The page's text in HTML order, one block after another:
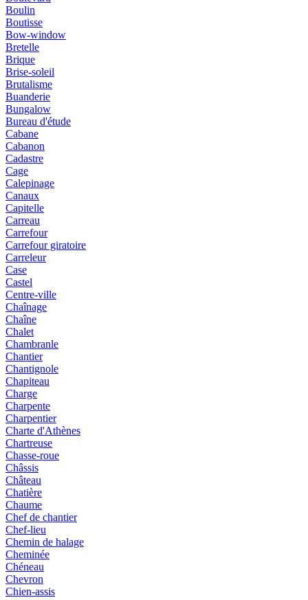
Boulin
Boutisse
Bow-window
Bretelle
Brique
Brise-soleil
Brutalisme
Buanderie
Bungalow
Bureau d'étude
Cabane
Cabanon
Cadastre
Cage
Calepinage
Canaux
Capitelle
Carreau
Carrefour
Carrefour giratoire
Carreleur
Case
Castel
Centre-ville
Chaînage
Chaîne
Chalet
Chambranle
Chantier
Chantignole
Chapiteau
Charge
Charpente
Charpentier
Charte d'Athènes
Chartreuse
Chasse-roue
Châssis
Château
Chatière
Chaume
Chef de chantier
Chef-lieu
Chemin de halage
Cheminée
Chéneau
Chevron
Chien-assis